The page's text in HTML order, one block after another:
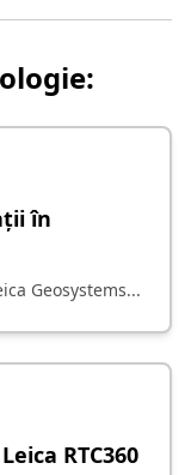
în
Geosystems...
RTC360